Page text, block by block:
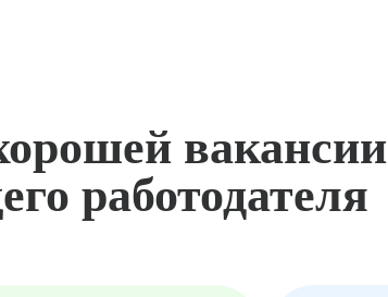
вакансии
работодателя